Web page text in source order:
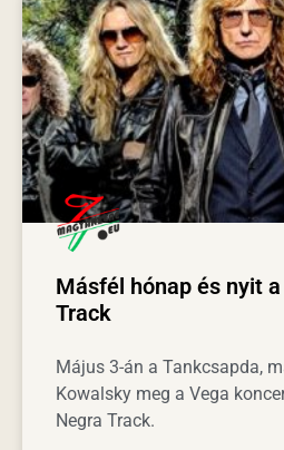
Másfél hónap és nyit
Track
Május 3-án a Tankcsapda,
Kowalsky meg a Vega
Negra Track.